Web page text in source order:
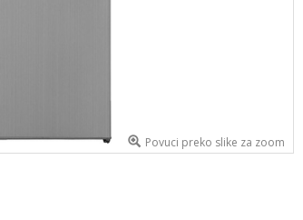
Povuci preko slike za zoom